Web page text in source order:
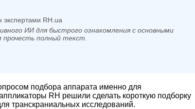
экспертами RH.ua
ИИ для быстрого ознакомления с основными
полный текст.
подбора аппарата именно для
RH решили сделать короткую подборку
транскраниальных исследований.